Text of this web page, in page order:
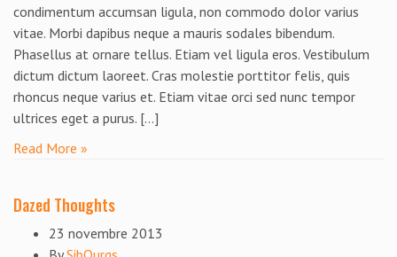
condimentum accumsan ligula, non commodo dolor varius
vitae. Morbi dapibus neque a mauris sodales bibendum.
Phasellus at ornare tellus. Etiam vel ligula eros. Vestibulum
dictum dictum laoreet. Cras molestie porttitor felis, quis
rhoncus neque varius et. Etiam vitae orci sed nunc tempor
ultrices eget a purus. […]
Read More »
Dazed Thoughts
23 novembre 2013